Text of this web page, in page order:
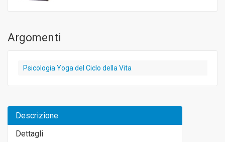
Argomenti
Psicologia Yoga del Ciclo della Vita
Descrizione
Dettagli